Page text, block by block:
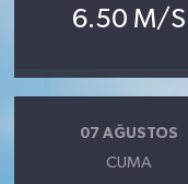
6.50 M/S
07 AĞUSTOS
CUMA